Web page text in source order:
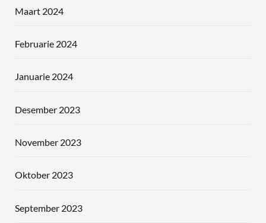
Maart 2024
Februarie 2024
Januarie 2024
Desember 2023
November 2023
Oktober 2023
September 2023